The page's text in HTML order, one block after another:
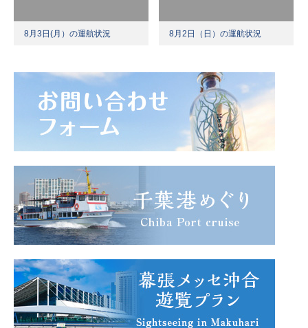
8月3日(月）の運航状況 8月2日（日）の運航状況